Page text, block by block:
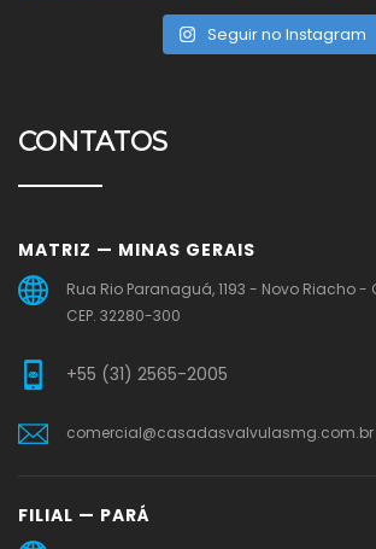
Seguir no Instagram
CONTATOS
MATRIZ — MINAS GERAIS
Rua Rio Paranaguá, 1193 - Novo Riacho
CEP. 32280-300
+55 (31) 2565-2005
comercial@casadasvalvulasmg.com.br
FILIAL — PARÁ